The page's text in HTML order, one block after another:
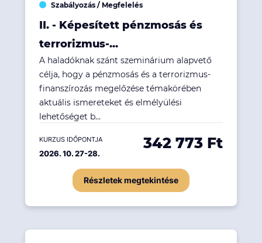
Szabályozás / Megfelelés
II. - Képesített pénzmosás és
terrorizmus-...
A haladóknak szánt szeminárium alapvető
célja, hogy a pénzmosás és a terrorizmus-
finanszírozás megelőzése témakörében
aktuális ismereteket és elmélyülési
lehetőséget b...
KURZUS IDŐPONTJA
2026. 10. 27-28.
342 773 Ft
Részletek megtekintése